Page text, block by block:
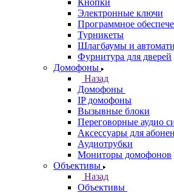
Кнопки
Электронные ключи
Программное
Турникеты
Шлагбаумы и
Фурнитура для дверей
Домофоны
Назад
Домофоны
IP домофоны
Вызывные блоки
Переговорные аудио
Аксессуары для
Аудиотрубки
Мониторы домофонов
Объективы
Назад
Объективы